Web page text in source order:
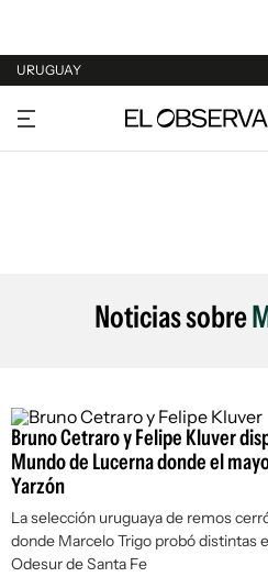
URUGUAY
URUGUAY
ARGENTINA
Noticias sobre
Bruno Cetraro y Felipe Kluver
Mundo de Lucerna donde el
Yarzón
La selección uruguaya de remos
donde Marcelo Trigo probó distintas
Odesur de Santa Fe